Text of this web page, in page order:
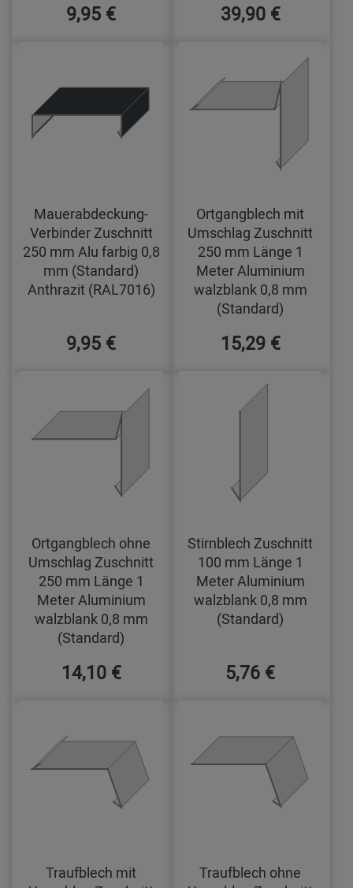
9,95 € 39,90 €
Mauerabdeckung-
Verbinder Zuschnitt
250 mm Alu farbig 0,8
mm (Standard)
Anthrazit (RAL7016)
9,95 €
Ortgangblech mit
Umschlag Zuschnitt
250 mm Länge 1
Meter Aluminium
walzblank 0,8 mm
(Standard)
15,29 €
Ortgangblech ohne
Umschlag Zuschnitt
250 mm Länge 1
Meter Aluminium
walzblank 0,8 mm
(Standard)
14,10 €
Stirnblech Zuschnitt
100 mm Länge 1
Meter Aluminium
walzblank 0,8 mm
(Standard)
5,76 €
Traufblech mit
Traufblech ohne